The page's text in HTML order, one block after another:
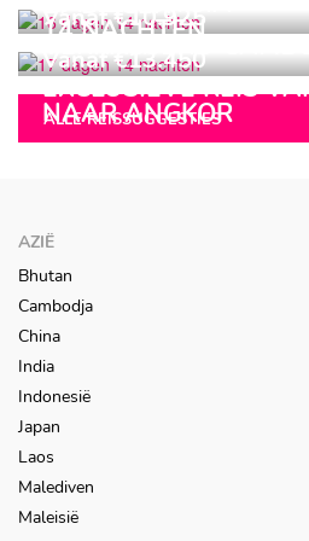
Vanaf €10.925
EXCLUSIEVE REIS
NAAR ANGKOR
14 NACHTEN
Vanaf €13.450
ALLE REISSUGGESTIES
AZIË
Bhutan
Cambodja
China
India
Indonesië
Japan
Laos
Malediven
Maleisië